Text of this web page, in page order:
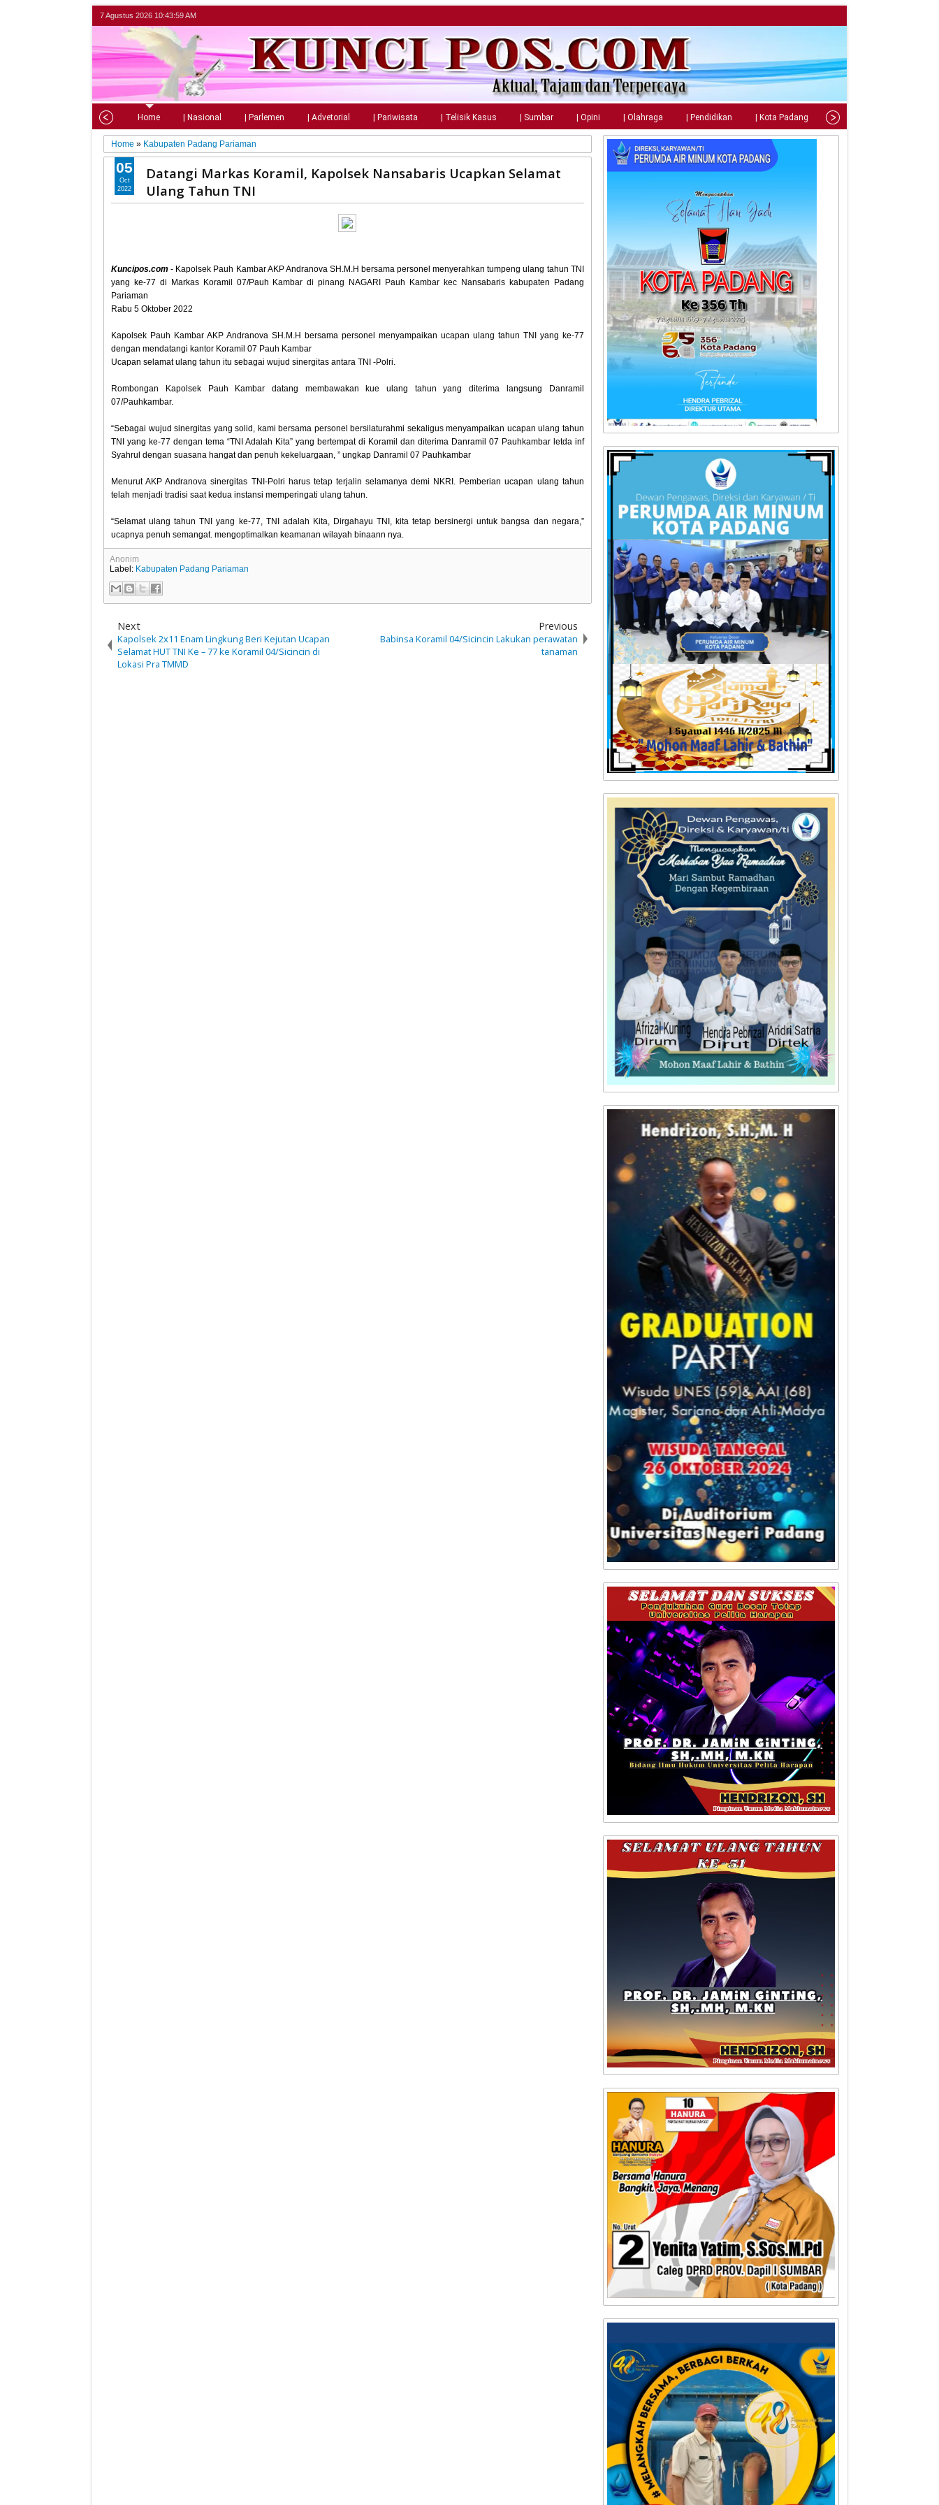
7 Agustus 2026 10:44:01 AM
Home | Nasional | Parlemen | Advetorial | Pariwisata | Telisik Kasus | Sumbar | Opini | Olahraga | Pendidikan | Kota Padang | Tips
Home » Kabupaten Padang Pariaman
Datangi Markas Koramil, Kapolsek Nansabaris Ucapkan Selamat
Ulang Tahun TNI
Kuncipos.com - Kapolsek Pauh Kambar AKP Andranova SH.M.H bersama personel menyerahkan tumpeng ulang tahun TNI
yang ke-77 di Markas Koramil 07/Pauh Kambar di pinang NAGARI Pauh Kambar kec Nansabaris kabupaten Padang
Pariaman
Rabu 5 Oktober 2022
Kapolsek Pauh Kambar AKP Andranova SH.M.H bersama personel menyampaikan ucapan ulang tahun TNI yang ke-77
dengan mendatangi kantor Koramil 07 Pauh Kambar
Ucapan selamat ulang tahun itu sebagai wujud sinergitas antara TNI -Polri.
Rombongan Kapolsek Pauh Kambar datang membawakan kue ulang tahun yang diterima langsung Danramil
07/Pauhkambar.
“Sebagai wujud sinergitas yang solid, kami bersama personel bersilaturahmi sekaligus menyampaikan ucapan ulang tahun
TNI yang ke-77 dengan tema “TNI Adalah Kita” yang bertempat di Koramil dan diterima Danramil 07 Pauhkambar letda inf
Syahrul dengan suasana hangat dan penuh kekeluargaan, ” ungkap Danramil 07 Pauhkambar
Menurut AKP Andranova sinergitas TNI-Polri harus tetap terjalin selamanya demi NKRI. Pemberian ucapan ulang tahun
telah menjadi tradisi saat kedua instansi memperingati ulang tahun.
“Selamat ulang tahun TNI yang ke-77, TNI adalah Kita, Dirgahayu TNI, kita tetap bersinergi untuk bangsa dan negara,”
ucapnya penuh semangat. mengoptimalkan keamanan wilayah binaann nya.
05
Oct
2022
Anonim
Label: Kabupaten Padang Pariaman
Next
Kapolsek 2x11 Enam Lingkung Beri Kejutan Ucapan
Selamat HUT TNI Ke – 77 ke Koramil 04/Sicincin di
Lokasi Pra TMMD
Previous
Babinsa Koramil 04/Sicincin Lakukan perawatan
tanaman